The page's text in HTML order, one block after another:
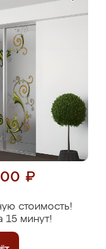
₽
стоимость!
15 минут!